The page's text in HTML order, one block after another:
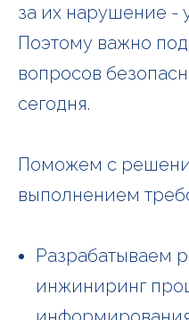
за их нарушение -
Поэтому важно
вопросов
сегодня.
Поможем с
выполнением
Разрабатываем
инжиниринг